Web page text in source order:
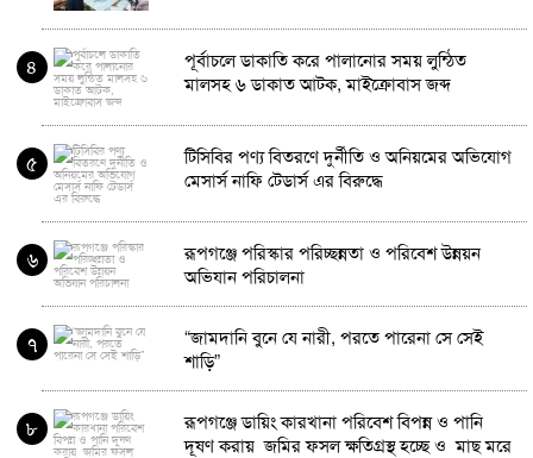
৪
পূর্বাচলে ডাকাতি করে পালানোর সময় লুন্ঠিত
মালসহ ৬ ডাকাত আটক, মাইক্রোবাস জব্দ
৫
টিসিবির পণ্য বিতরণে দুর্নীতি ও অনিয়মের অভিযোগ
মেসার্স নাফি টেডার্স এর বিরুদ্ধে
৬
রূপগঞ্জে পরিস্কার পরিচ্ছন্নতা ও পরিবেশ উন্নয়ন
অভিযান পরিচালনা
৭
“জামদানি বুনে যে নারী, পরতে পারেনা সে সেই
শাড়ি”
৮
রূপগঞ্জে ডায়িং কারখানা পরিবেশ বিপন্ন ও পানি
দূষণ করায় জমির ফসল ক্ষতিগ্রস্থ হচ্ছে ও মাছ মরে